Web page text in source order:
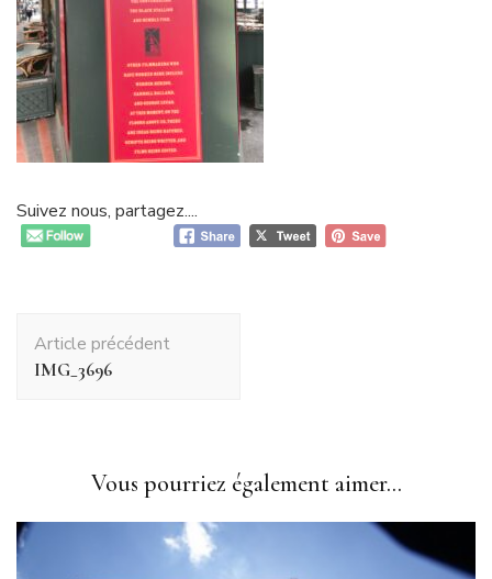
Suivez nous, partagez....
d'article
Article précédent
IMG_3696
Vous pourriez également aimer...